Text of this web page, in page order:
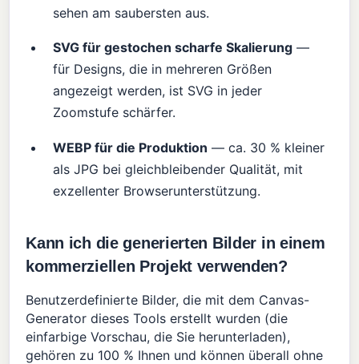
sehen am saubersten aus.
SVG für gestochen scharfe Skalierung —
für Designs, die in mehreren Größen
angezeigt werden, ist SVG in jeder
Zoomstufe schärfer.
WEBP für die Produktion — ca. 30 % kleiner
als JPG bei gleichbleibender Qualität, mit
exzellenter Browserunterstützung.
Kann ich die generierten Bilder in einem
kommerziellen Projekt verwenden?
Benutzerdefinierte Bilder, die mit dem Canvas-
Generator dieses Tools erstellt wurden (die
einfarbige Vorschau, die Sie herunterladen),
gehören zu 100 % Ihnen und können überall ohne